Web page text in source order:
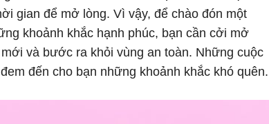
gian để mở lòng. Vì vậy, để chào đón một
khoảnh khắc hạnh phúc, bạn cần cởi mở
và bước ra khỏi vùng an toàn. Những cuộc
đến cho bạn những khoảnh khắc khó quên.